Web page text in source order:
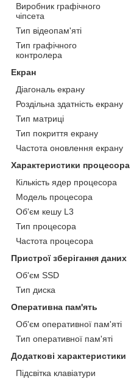
Виробник графічного
чіпсета
Тип відеопам'яті
Тип графічного
контролера
Екран
Діагональ екрану
Роздільна здатність екрану
Тип матриці
Тип покриття екрану
Частота оновлення екрану
Характеристики процесора
Кількість ядер процесора
Модель процесора
Об'єм кешу L3
Тип процесора
Частота процесора
Пристрої зберігання даних
Об'єм SSD
Тип диска
Оперативна пам'ять
Об'єм оперативної пам'яті
Тип оперативної пам'яті
Додаткові характеристики
Підсвітка клавіатури